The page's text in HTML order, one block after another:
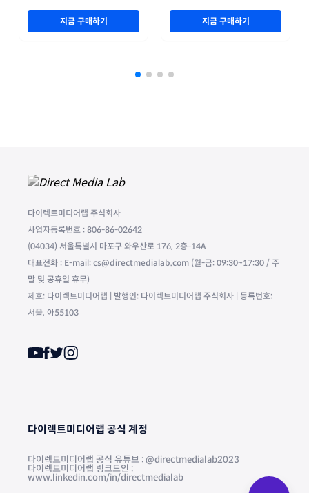
지금 구매하기 지금 구매하기
다이렉트미디어랩 주식회사
사업자등록번호 : 806-86-02642
(04034) 서울특별시 마포구 와우산로 176, 2층-14A
대표전화 : E-mail: cs@directmedialab.com (월-금: 09:30~17:30 / 주
말 및 공휴일 휴무)
제호: 다이렉트미디어랩 | 발행인: 다이렉트미디어랩 주식회사 | 등록번호:
서울, 아55103
다이렉트미디어랩 공식 계정
다이렉트미디어랩 공식 유튜브 : @directmedialab2023
다이렉트미디어랩 링크드인 :
www.linkedin.com/in/directmedialab